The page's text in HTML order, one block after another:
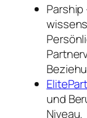
und
Niveau.